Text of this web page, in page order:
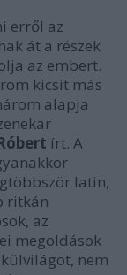
erről az
át a részek
az embert.
kicsit más
alapja
írt. A
latin,
ritkán
az
megoldások
nem